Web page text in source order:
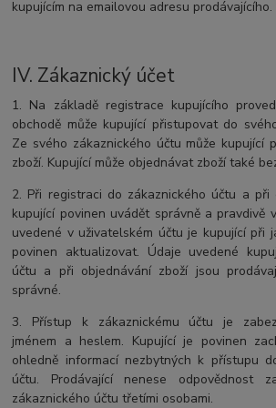
kupujícím na emailovou adresu prodávajícího.
IV. Zákaznický účet
1. Na základě registrace kupujícího
obchodě může kupující přistupovat do
Ze svého zákaznického účtu může kupující
zboží. Kupující může objednávat zboží také
2. Při registraci do zákaznického účtu a při
kupující povinen uvádět správně a pravdivě
uvedené v uživatelském účtu je kupující při
povinen aktualizovat. Údaje uvedené
účtu a při objednávání zboží jsou
správné.
3. Přístup k zákaznickému účtu je
jménem a heslem. Kupující je povinen
ohledně informací nezbytných k přístupu
účtu. Prodávající nenese odpovědnost
zákaznického účtu třetími osobami.